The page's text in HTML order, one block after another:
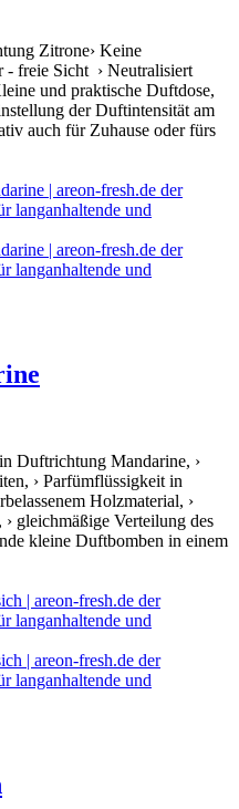
Zitrone› Keine
- freie Sicht › Neutralisiert
und praktische Duftdose,
der Duftintensität am
auch für Zuhause oder fürs
Duftrichtung Mandarine, ›
› Parfümflüssigkeit in
Holzmaterial, ›
gleichmäßige Verteilung des
kleine Duftbomben in einem